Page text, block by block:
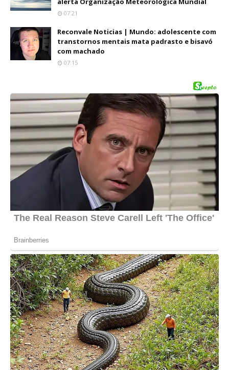
07:21
Reconvale Noticias | Mundo: adolescente com
transtornos mentais mata padrasto e bisavó
com machado
07:15